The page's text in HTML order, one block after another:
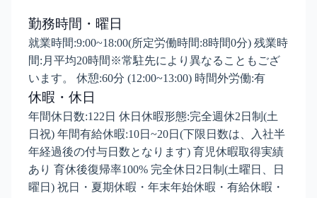
勤務時間・曜日
就業時間:9:00~18:00(所定労働時間:8時間0分) 残業時
間:月平均20時間※常駐先により異なることもござ
います。 休憩:60分 (12:00~13:00) 時間外労働:有
休暇・休日
年間休日数:122日 休日休暇形態:完全週休2日制(土
日祝) 年間有給休暇:10日~20日(下限日数は、入社半
年経過後の付与日数となります) 育児休暇取得実績
あり 育休後復帰率100% 完全休日2日制(土曜日、日
曜日) 祝日・夏期休暇・年末年始休暇・有給休暇・